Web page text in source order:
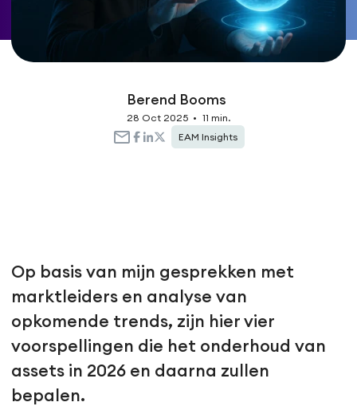
Berend Booms
28 Oct 2025 •
11 min.
EAM Insights
Op basis van mijn gesprekken met
marktleiders en analyse van
opkomende trends, zijn hier vier
voorspellingen die het onderhoud van
assets in 2026 en daarna zullen
bepalen.